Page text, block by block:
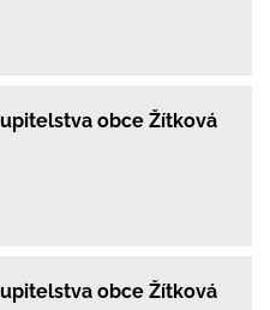
obce Žítková
obce Žítková